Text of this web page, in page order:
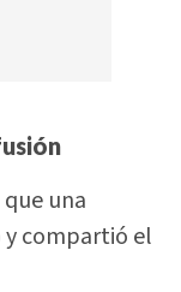
una
compartió el